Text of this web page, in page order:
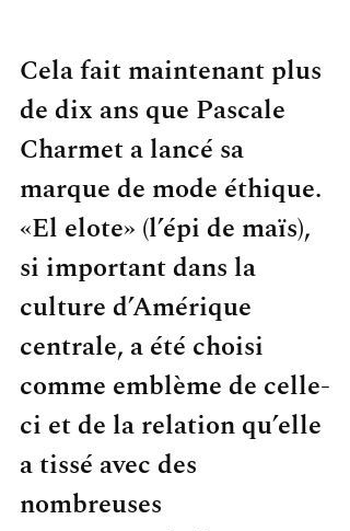
Cela fait maintenant plus
de dix ans que Pascale
Charmet a lancé sa
marque de mode éthique.
«El elote» (l’épi de maïs),
si important dans la
culture d’Amérique
centrale, a été choisi
comme emblème de celle-
ci et de la relation qu’elle
a tissé avec des
nombreuses